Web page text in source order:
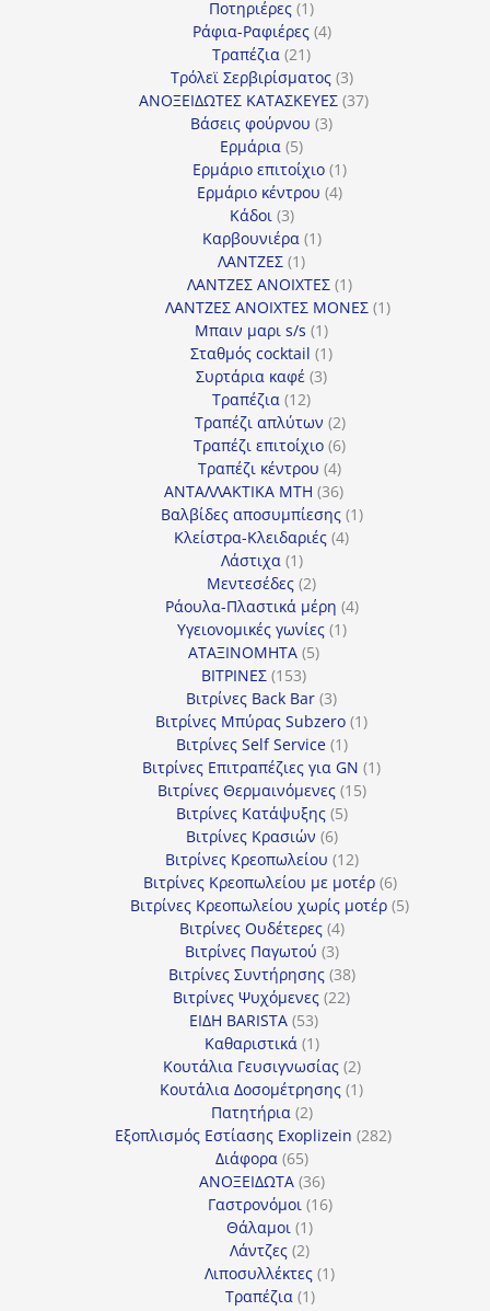
Ποτηριέρες 11
προϊόν
Ράφια-Ραφιέρες 44
Τραπέζια 2121
προϊόντα
Τρόλεϊ Σερβιρίσματος 33
προϊόντα
ΑΝΟΞΕΙΔΩΤΕΣ ΚΑΤΑΣΚΕΥΕΣ 3737
Βάσεις φούρνου 33
Ερμάρια 55
προϊόντα
Ερμάριο επιτοίχιο 11
προϊόν
Ερμάριο κέντρου 44
Κάδοι 33
προϊόντα
Καρβουνιέρα 11
ΛΑΝΤΖΕΣ 11
προϊόν
ΛΑΝΤΖΕΣ ΑΝΟΙΧΤΕΣ 11
προϊόν
ΛΑΝΤΖΕΣ ΑΝΟΙΧΤΕΣ ΜΟΝΕΣ 11
Μπαιν μαρι s/s 11
προϊόν
Σταθμός cocktail 11
Συρτάρια καφέ 33
Τραπέζια 1212
προϊόντα
Τραπέζι απλύτων 22
προϊόντα
Τραπέζι επιτοίχιο 66
προϊόντα
Τραπέζι κέντρου 44
προϊόντα
ΑΝΤΑΛΛΑΚΤΙΚΑ MTH 3636
προϊόντα
Βαλβίδες αποσυμπίεσης 11
Κλείστρα-Κλειδαριές 44
Λάστιχα 11
προϊόν
Μεντεσέδες 22
προϊόντα
Ράουλα-Πλαστικά μέρη 44
Υγειονομικές γωνίες 11
ΑΤΑΞΙΝΟΜΗΤΑ 55
ΒΙΤΡΙΝΕΣ 153153
προϊόντα
Βιτρίνες Back Bar 33
προϊόντα
Βιτρίνες Mπύρας Subzero 11
Βιτρίνες Self Service 11
προϊόν
Βιτρίνες Επιτραπέζιες για GN 11
Βιτρίνες Θερμαινόμενες 1515
Βιτρίνες Κατάψυξης 55
Βιτρίνες Κρασιών 66
προϊόντα
Βιτρίνες Κρεοπωλείου 1212
προϊόντα
Βιτρίνες Κρεοπωλείου με μοτέρ 66
προϊόντα
Βιτρίνες Κρεοπωλείου χωρίς μοτέρ 55
Βιτρίνες Ουδέτερες 44
προϊόντα
Βιτρίνες Παγωτού 33
προϊόντα
Βιτρίνες Συντήρησης 3838
προϊόντα
Βιτρίνες Ψυχόμενες 2222
ΕΙΔΗ BARISTA 5353
προϊόντα
Καθαριστικά 11
προϊόν
Κουτάλια Γευσιγνωσίας 22
προϊόντα
Κουτάλια Δοσομέτρησης 11
Πατητήρια 22
προϊόντα
Εξοπλισμός Εστίασης Exoplizein 282282
Διάφορα 6565
προϊόντα
ΑΝΟΞΕΙΔΩΤΑ 3636
προϊόντα
Γαστρονόμοι 1616
Θάλαμοι 11
προϊόν
Λάντζες 22
προϊόντα
Λιποσυλλέκτες 11
Τραπέζια 11